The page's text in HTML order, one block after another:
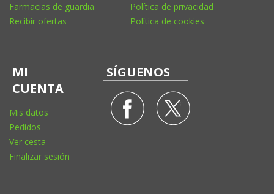
Farmacias de guardia
Recibir ofertas
Política de privacidad
Política de cookies
MI
CUENTA
Mis datos
Pedidos
Ver cesta
Finalizar sesión
SÍGUENOS